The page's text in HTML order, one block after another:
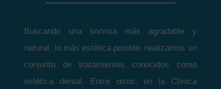
Buscando una sonrisa más agradable y
natural, lo más estética posible, realizamos un
conjunto de tratamientos conocidos como
estética dental. Entre otros, en la Clínica